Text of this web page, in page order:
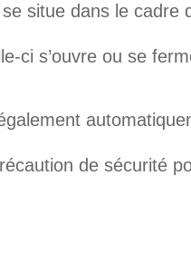
situe dans le cadre
ci s’ouvre ou se
de sécurité